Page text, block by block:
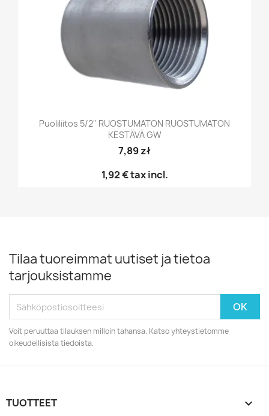
Puoliliitos 5/2" RUOSTUMATON RUOSTUMATON
KESTÄVÄ GW
7,89 zł
1,92 €tax incl.
Tilaa tuoreimmat uutiset ja tietoa
tarjouksistamme
Voit peruuttaa tilauksen milloin tahansa. Katso yhteystietomme
oikeudellisista tiedoista.
TUOTTEET 